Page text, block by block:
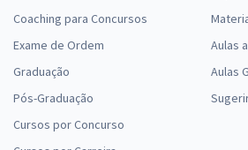
Coaching para Concursos
Exame de Ordem
Graduação
Pós-Graduação
Cursos por Concurso
Aulas
Aulas